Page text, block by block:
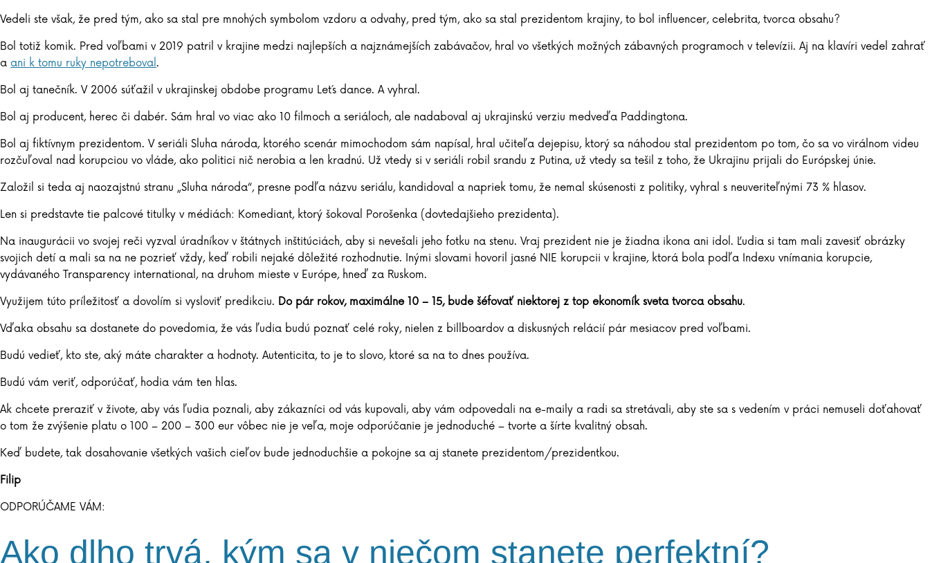
Vedeli ste však, že pred tým, ako sa stal pre mnohých symbolom vzdoru a odvahy, pred tým, ako sa stal prezidentom krajiny, to bol influencer, celebrita, tvorca obsahu?
Bol totiž komik. Pred voľbami v 2019 patril v krajine medzi najlepších a najznámejších zabávačov, hral vo všetkých možných zábavných programoch v televízii. Aj na klavíri vedel zahrať
a ani k tomu ruky nepotreboval .
Bol aj tanečník. V 2006 súťažil v ukrajinskej obdobe programu Let´s dance. A vyhral.
Bol aj producent, herec či dabér. Sám hral vo viac ako 10 filmoch a seriáloch, ale nadaboval aj ukrajinskú verziu medveďa Paddingtona.
Bol aj fiktívnym prezidentom. V seriáli Sluha národa, ktorého scenár mimochodom sám napísal, hral učiteľa dejepisu, ktorý sa náhodou stal prezidentom po tom, čo sa vo virálnom videu
rozčuľoval nad korupciou vo vláde, ako politici nič nerobia a len kradnú. Už vtedy si v seriáli robil srandu z Putina, už vtedy sa tešil z toho, že Ukrajinu prijali do Európskej únie.
Založil si teda aj naozajstnú stranu „Sluha národa“, presne podľa názvu seriálu, kandidoval a napriek tomu, že nemal skúsenosti z politiky, vyhral s neuveriteľnými 73 % hlasov.
Len si predstavte tie palcové titulky v médiách: Komediant, ktorý šokoval Porošenka (dovtedajšieho prezidenta).
Na inaugurácii vo svojej reči vyzval úradníkov v štátnych inštitúciách, aby si nevešali jeho fotku na stenu. Vraj prezident nie je žiadna ikona ani idol. Ľudia si tam mali zavesiť obrázky
svojich detí a mali sa na ne pozrieť vždy, keď robili nejaké dôležité rozhodnutie. Inými slovami hovoril jasné NIE korupcii v krajine, ktorá bola podľa Indexu vnímania korupcie,
vydávaného Transparency international, na druhom mieste v Európe, hneď za Ruskom.
Využijem túto príležitosť a dovolím si vysloviť predikciu. Do pár rokov, maximálne 10 – 15, bude šéfovať niektorej z top ekonomík sveta tvorca obsahu.
Vďaka obsahu sa dostanete do povedomia, že vás ľudia budú poznať celé roky, nielen z billboardov a diskusných relácií pár mesiacov pred voľbami.
Budú vedieť, kto ste, aký máte charakter a hodnoty. Autenticita, to je to slovo, ktoré sa na to dnes používa.
Budú vám veriť, odporúčať, hodia vám ten hlas.
Ak chcete preraziť v živote, aby vás ľudia poznali, aby zákazníci od vás kupovali, aby vám odpovedali na e-maily a radi sa stretávali, aby ste sa s vedením v práci nemuseli doťahovať
o tom že zvýšenie platu o 100 – 200 – 300 eur vôbec nie je veľa, moje odporúčanie je jednoduché – tvorte a šírte kvalitný obsah.
Keď budete, tak dosahovanie všetkých vašich cieľov bude jednoduchšie a pokojne sa aj stanete prezidentom/prezidentkou.
Filip
ODPORÚČAME VÁM:
Ako dlho trvá, kým sa v niečom stanete perfektní?